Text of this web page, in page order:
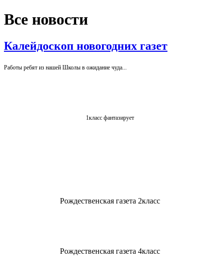
Все новости
Калейдоскоп новогодних газет
Работы ребят из нашей Школы в ожидание чуда...
1класс фантазирует
Рождественская газета 2класс
Рождественская газета 4класс